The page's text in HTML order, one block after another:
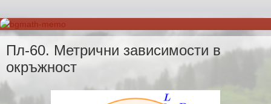
Пл-60. Метрични зависимости в
окръжност